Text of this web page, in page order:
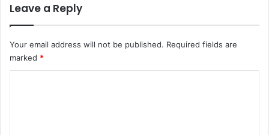
Leave a Reply
Your email address will not be published. Required fields are
marked *